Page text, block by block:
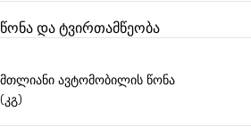
წონა და ტვირთამწეობა
მთლიანი ავტომობილის წონა
(კგ)